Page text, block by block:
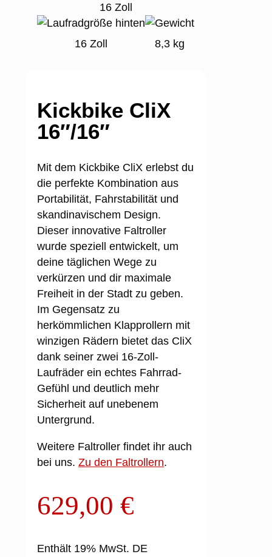
16 Zoll
16 Zoll 8,3 kg
Kickbike CliX
16″/16″
Mit dem Kickbike CliX erlebst du
die perfekte Kombination aus
Portabilität, Fahrstabilität und
skandinavischem Design.
Dieser innovative Faltroller
wurde speziell entwickelt, um
deine täglichen Wege zu
verkürzen und dir maximale
Freiheit in der Stadt zu geben.
Im Gegensatz zu
herkömmlichen Klapprollern mit
winzigen Rädern bietet das CliX
dank seiner zwei 16-Zoll-
Laufräder ein echtes Fahrrad-
Gefühl und deutlich mehr
Sicherheit auf unebenem
Untergrund.
Weitere Faltroller findet ihr auch
bei uns. Zu den Faltrollern.
629,00 €
Enthält 19% MwSt. DE